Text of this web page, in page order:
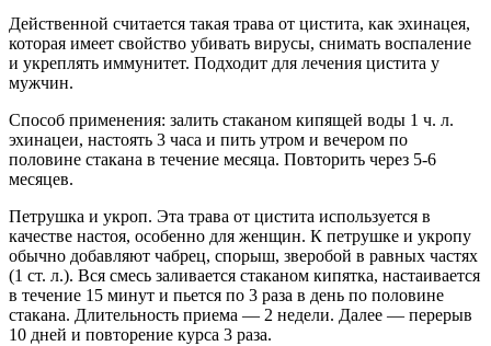
Действенной считается такая трава от цистита, как эхинацея,
которая имеет свойство убивать вирусы, снимать воспаление
и укреплять иммунитет. Подходит для лечения цистита у
мужчин.
Способ применения: залить стаканом кипящей воды 1 ч. л.
эхинацеи, настоять 3 часа и пить утром и вечером по
половине стакана в течение месяца. Повторить через 5-6
месяцев.
Петрушка и укроп. Эта трава от цистита используется в
качестве настоя, особенно для женщин. К петрушке и укропу
обычно добавляют чабрец, спорыш, зверобой в равных частях
(1 ст. л.). Вся смесь заливается стаканом кипятка, настаивается
в течение 15 минут и пьется по 3 раза в день по половине
стакана. Длительность приема — 2 недели. Далее — перерыв
10 дней и повторение курса 3 раза.